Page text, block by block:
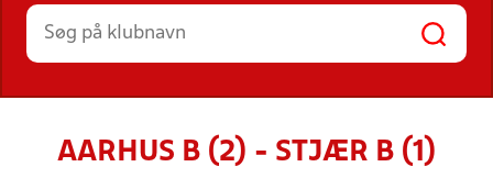
HOLD
AARHUS B (2) - STJÆR B (1)